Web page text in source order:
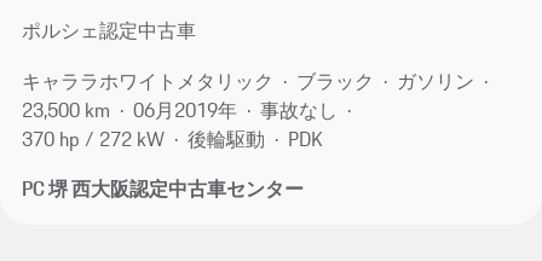
ポルシェ認定中古車
キャララホワイトメタリック
ブラック
ガソリン
23,500 km
06月​2019年
事故なし
370 hp / 272 kW
後輪駆動
PDK
PC 堺 西大阪認定中古車センター